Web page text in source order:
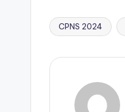
Tags:
CPNS 2024